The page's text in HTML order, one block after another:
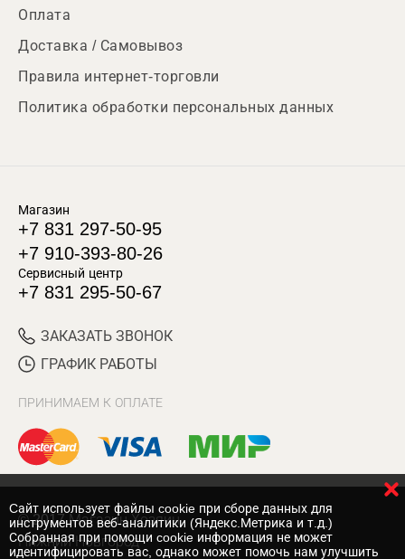
Оплата
Доставка / Самовывоз
Правила интернет-торговли
Политика обработки персональных данных
Магазин
+7 831 297-50-95
+7 910-393-80-26
Сервисный центр
+7 831 295-50-67
ЗАКАЗАТЬ ЗВОНОК
ГРАФИК РАБОТЫ
ПРИНИМАЕМ К ОПЛАТЕ
© 2017 Магазин Хозяин
Нижний Новгород
Cайт использует файлы cookie при сборе данных для
инструментов веб-аналитики (Яндекс.Метрика и т.д.)
Собранная при помощи cookie информация не может
идентифицировать вас, однако может помочь нам улучшить